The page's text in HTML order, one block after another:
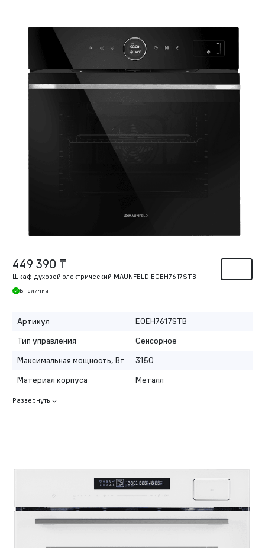
449 390 ₸
Шкаф духовой электрический MAUNFELD EOEH7617STB
В наличии
Артикул
EOEH7617STB
Тип управления
Сенсорное
Максимальная мощность, Вт
3150
Материал корпуса
Металл
Развернуть